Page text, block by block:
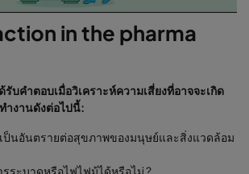
in the pharma
บคำตอบเมื่อวิเคราะห์ความเสี่ยงที่อาจจะเกิด
งานดังต่อไปนี้:
ป็นอันตรายต่อสุขภาพของมนุษย์และสิ่งแวดล้อม
รระบาดหรือไฟไฟม้ได้หรือไม่ ?